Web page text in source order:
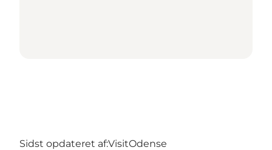
Sidst opdateret af:VisitOdense